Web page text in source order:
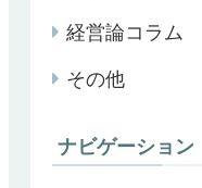
経営論コラム
その他
ナビゲーション